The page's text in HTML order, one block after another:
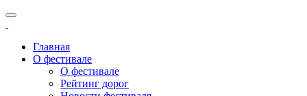
Главная
О фестивале
О фестивале
Рейтинг дорог